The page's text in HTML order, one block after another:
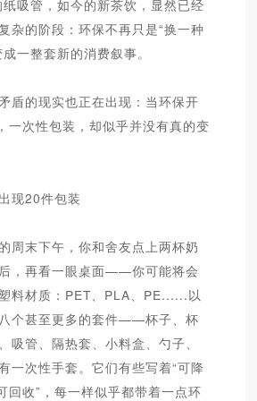
吸管，如今的新茶饮，显然已经
杂的阶段：环保不再只是“换一种
一整套新的消费叙事。
盾的现实也正在出现：当环保开
一次性包装，却似乎并没有真的变
现20件包装
周末下午，你和舍友点上两杯奶
，再看一眼桌面——你可能将会
料材质：PET、PLA、PE......以
个甚至更多的套件——杯子、杯
吸管、隔热套、小料盒、勺子、
一次性手套。它们有些写着“可降
回收”，每一样似乎都带着一点环